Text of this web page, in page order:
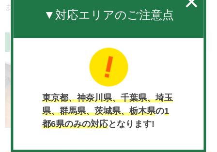
▼対応エリアのご注意点
東京都、神奈川県、千葉県、埼玉
県、群馬県、茨城県、栃木県の1
都6県のみの対応となります!
ますので、お気軽にお問い合わせ下さい。